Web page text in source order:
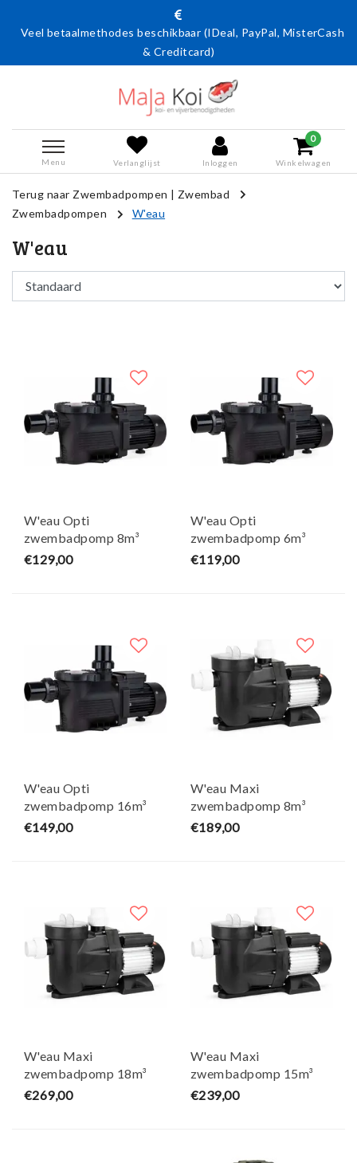
beschikbaar (IDeal, PayPal, MisterCash
& Creditcard)
Menu Verlanglijst Inloggen
0
Winkelwagen
Terug naar Zwembadpompen | Zwembad
Zwembadpompen
W'eau
W'eau
W'eau Opti
zwembadpomp 8m³
€129,00
W'eau Opti
zwembadpomp 6m³
€119,00
W'eau Opti
zwembadpomp 16m³
€149,00
W'eau Maxi
zwembadpomp 8m³
€189,00
W'eau Maxi
zwembadpomp 18m³
€269,00
W'eau Maxi
zwembadpomp 15m³
€239,00